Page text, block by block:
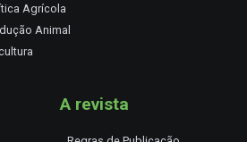
Agrícola
Animal
A revista